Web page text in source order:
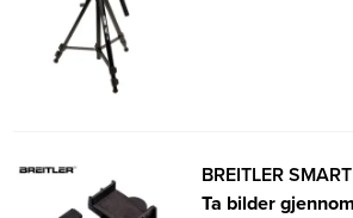
BREITLER
Ta bilder